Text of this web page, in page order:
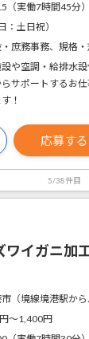
（実働7時間45分）
：土日祝）
庶務事務、規格・
や空調・給排水
サポートするお
！
応募する
5/38件目
ワイガニ加
（境線境港駅から
〜1,400円